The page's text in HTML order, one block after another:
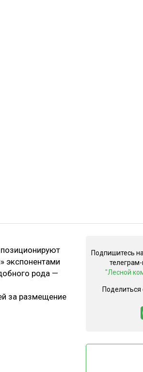
экспонентами
рода —
за размещение
Подпишитесь
"Лесной
Поделиться